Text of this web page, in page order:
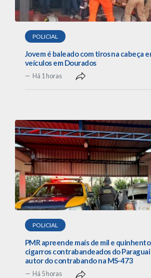
POLICIAL
Jovem é baleado com tiros na cabeça
veículos em Dourados
Há 1 horas
POLICIAL
PMR apreende maís de mil e
cigarros contrabandeados do
autor do contrabando na MS-473
Há 5 horas